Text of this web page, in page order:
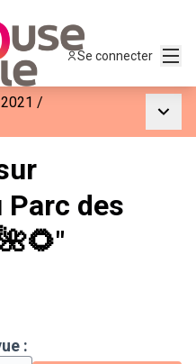
Se connecter
/
Parc des
: